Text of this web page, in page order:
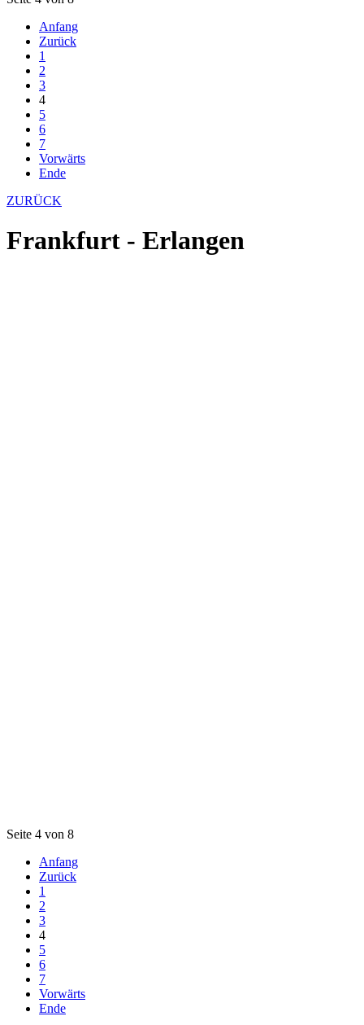
Anfang
Zurück
1
2
3
4
5
6
7
Vorwärts
Ende
ZURÜCK
Frankfurt - Erlangen
Seite 4 von 8
Anfang
Zurück
1
2
3
4
5
6
7
Vorwärts
Ende